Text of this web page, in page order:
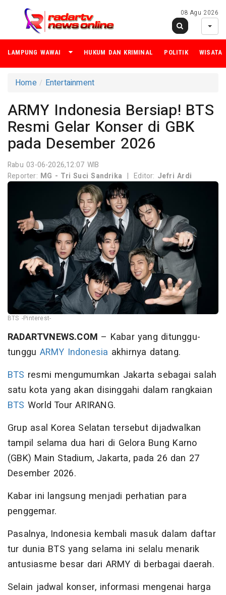
08 Agu 2026
LAMPUNG WAWAI HUKUM DAN KRIMINAL POLITIK WISATA
Home Entertainment
ARMY Indonesia Bersiap! BTS
Resmi Gelar Konser di GBK
pada Desember 2026
Rabu 03-06-2026,12:07 WIB
Reporter: MG - Tri Suci Sandrika | Editor: Jefri Ardi
BTS -Pinterest-
RADARTVNEWS.COM – Kabar yang ditunggu-
tunggu ARMY Indonesia akhirnya datang.
BTS resmi mengumumkan Jakarta sebagai salah
satu kota yang akan disinggahi dalam rangkaian
BTS World Tour ARIRANG.
Grup asal Korea Selatan tersebut dijadwalkan
tampil selama dua hari di Gelora Bung Karno
(GBK) Main Stadium, Jakarta, pada 26 dan 27
Desember 2026.
Kabar ini langsung menjadi perhatian para
penggemar.
Pasalnya, Indonesia kembali masuk dalam daftar
tur dunia BTS yang selama ini selalu menarik
antusiasme besar dari ARMY di berbagai daerah.
Selain jadwal konser, informasi mengenai harga